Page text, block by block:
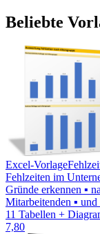
Beliebte
Excel-Vorlage
Fehlzeiten im
Gründe erkennen ▪
Mitarbeitenden ▪
11 Tabellen +
7,80